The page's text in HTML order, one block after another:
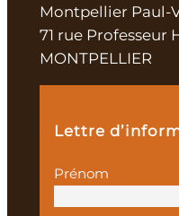
Montpellier Paul-
71 rue Professeur
MONTPELLIER
Lettre
Prénom